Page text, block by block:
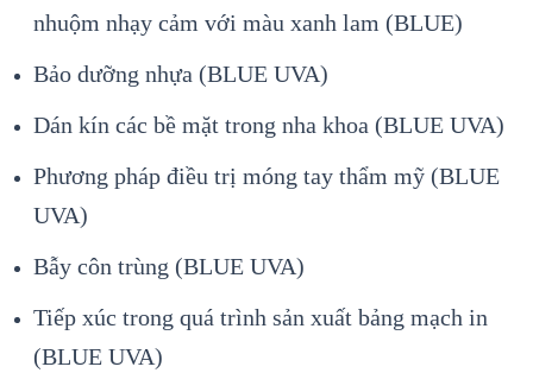
nhuộm nhạy cảm với màu xanh lam (BLUE)
Bảo dưỡng nhựa (BLUE UVA)
Dán kín các bề mặt trong nha khoa (BLUE UVA)
Phương pháp điều trị móng tay thẩm mỹ (BLUE
UVA)
Bẫy côn trùng (BLUE UVA)
Tiếp xúc trong quá trình sản xuất bảng mạch in
(BLUE UVA)